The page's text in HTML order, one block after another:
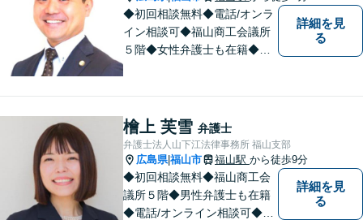
応えします。
◆初回相談無料◆電話/オンラ
イン相談可◆福山商工会議所
５階◆女性弁護士も在籍◆刑
いことも安心してご相談くだ
さい。あなたの気持ちに寄り
添い、丁寧にお応えします。
詳細を見
る
檜上 芙雪 弁護士
弁護士法人山下江法律事務所 福山支部
広島県|福山市 福山駅 から徒歩9分
◆初回相談無料◆福山商工会
議所５階◆男性弁護士も在籍
◆電話/オンライン相談可◆離
詳細を見
る